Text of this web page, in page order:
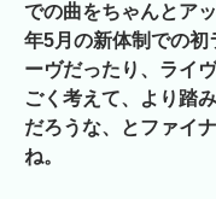
での曲をちゃんとア
年5月の新体制での
ーヴだったり、ライ
ごく考えて、より踏
だろうな、とファイ
ね。